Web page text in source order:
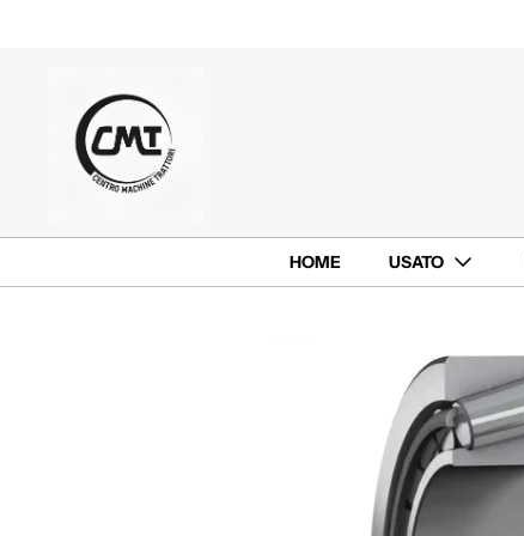
HOME USATO